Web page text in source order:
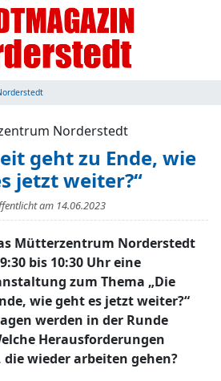
Norderstedt
geht zu Ende, wie
jetzt weiter?“
am 14.06.2023
Mütterzentrum Norderstedt
bis 10:30 Uhr eine
zum Thema „Die
wie geht es jetzt weiter?“
werden in der Runde
Herausforderungen
wieder arbeiten gehen?